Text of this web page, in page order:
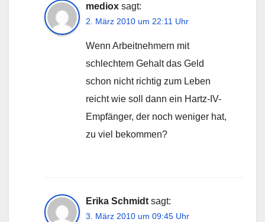
mediox sagt:
2. März 2010 um 22:11 Uhr
Wenn Arbeitnehmern mit
schlechtem Gehalt das Geld
schon nicht richtig zum Leben
reicht wie soll dann ein Hartz-IV-
Empfänger, der noch weniger hat,
zu viel bekommen?
Erika Schmidt sagt:
3. März 2010 um 09:45 Uhr